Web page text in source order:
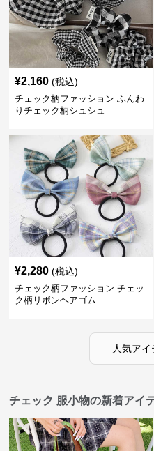
¥2,160 (税込)
チェック柄ファッション ふんわ
りチェック柄シュシュ
¥2,280 (税込)
チェック柄ファッション チェッ
ク柄リボンヘアゴム
人気ア
チェック 服小物の新着アイ